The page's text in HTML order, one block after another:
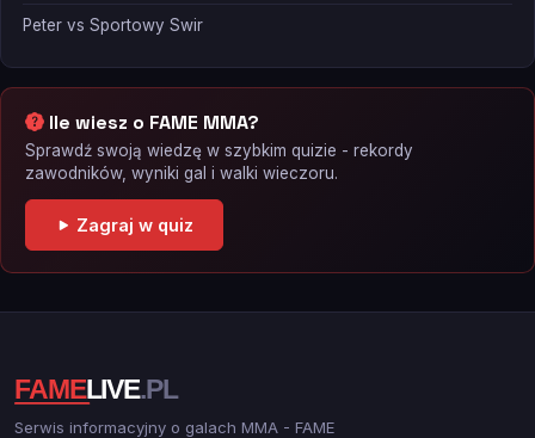
Peter vs Sportowy Swir
Ile wiesz o FAME MMA?
Sprawdź swoją wiedzę w szybkim quizie - rekordy
zawodników, wyniki gal i walki wieczoru.
Zagraj w quiz
Serwis informacyjny o galach MMA - FAME